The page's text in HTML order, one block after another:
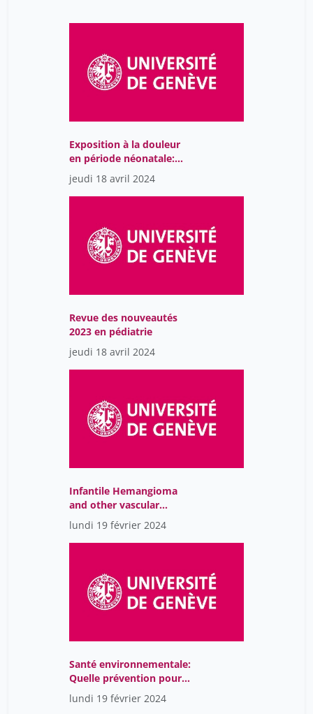
Exposition à la douleur
en période néonatale:
monitoring, traitementet
conséquences
jeudi 18 avril 2024
Revue des nouveautés
2023 en pédiatrie
jeudi 18 avril 2024
Infantile Hemangioma
and other vascular
tumors of infancy
lundi 19 février 2024
Santé environnementale:
Quelle prévention pour
limiter l'exposition
précoce aux polluants?
lundi 19 février 2024